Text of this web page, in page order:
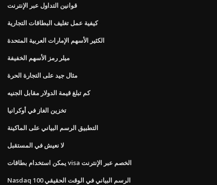
قوانين التداول عبر الإنترنت
كيفية عمل تغليف البطاقات التجارية
الكثير الأسهم الإمارات العربية المتحدة
ميلر رمز الأسهم الخفيفة
مثال جيد على التجارة الحرة
كم تبلغ قيمة الدولار مقابل الجنيه
تخزين الغاز في أوكرانيا
التطبيق الرسم البياني على الماكينة
لا نعيش في المستقبل
يمكن استخدام بطاقات visa الخصم عبر الإنترنت
Nasdaq 100 الرسم البياني في الوقت الحقيقي